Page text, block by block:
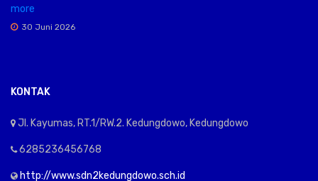
more
30 Juni 2026
KONTAK
Jl. Kayumas, RT.1/RW.2. Kedungdowo, Kedungdowo
6285236456768
http://www.sdn2kedungdowo.sch.id